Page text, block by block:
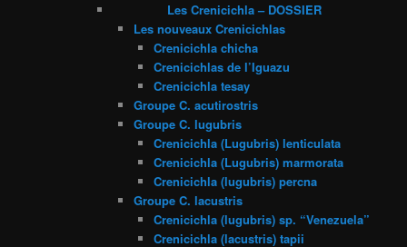
Les Crenicichla – DOSSIER
Les nouveaux Crenicichlas
Crenicichla chicha
Crenicichlas de l’Iguazu
Crenicichla tesay
Groupe C. acutirostris
Groupe C. lugubris
Crenicichla (Lugubris) lenticulata
Crenicichla (Lugubris) marmorata
Crenicichla (lugubris) percna
Groupe C. lacustris
Crenicichla (lugubris) sp. “Venezuela”
Crenicichla (lacustris) tapii